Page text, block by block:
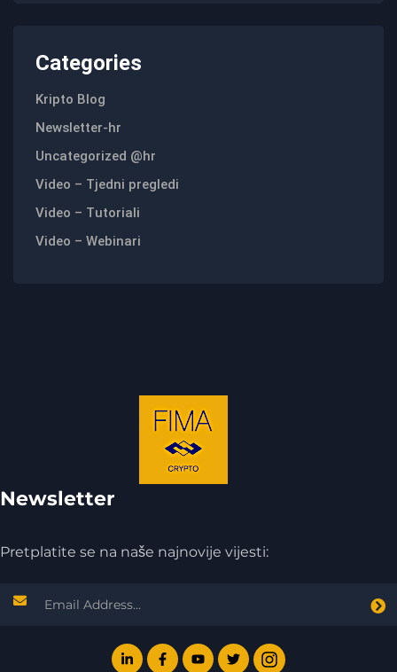
Categories
Kripto Blog
Newsletter-hr
Uncategorized @hr
Video – Tjedni pregledi
Video – Tutoriali
Video – Webinari
Newsletter
Pretplatite se na naše najnovije vijesti: